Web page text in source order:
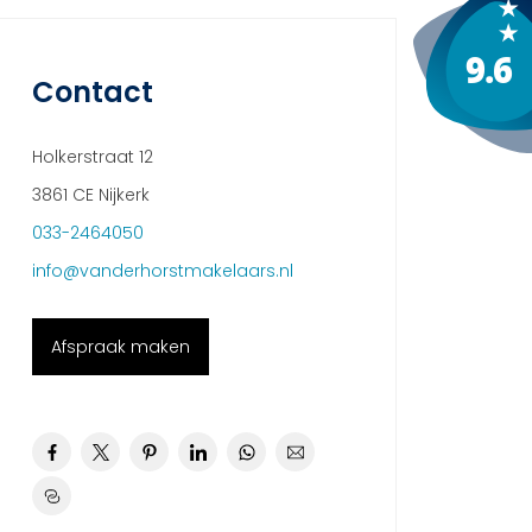
Contact
Holkerstraat 12
3861 CE Nijkerk
033-2464050
info@vanderhorstmakelaars.nl
Afspraak maken